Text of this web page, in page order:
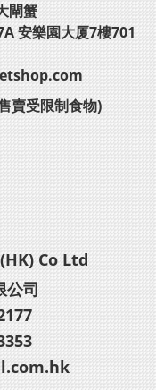
閘蟹
安樂園大厦7樓701
賣受限制食物)
Co Ltd
公司